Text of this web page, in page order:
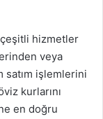
çeşitli hizmetler
veya
satım işlemlerini
kurlarını
en doğru